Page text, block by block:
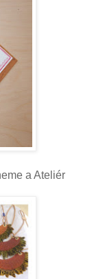
a Ateliér